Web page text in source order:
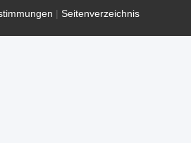
| Seitenverzeichnis